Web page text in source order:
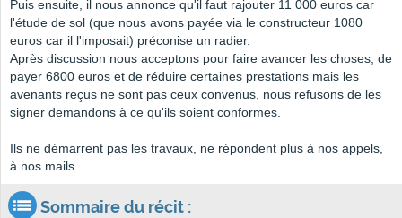
Puis ensuite, il nous annonce qu'il faut rajouter 11 000 euros car
l'étude de sol (que nous avons payée via le constructeur 1080
euros car il l'imposait) préconise un radier.
Après discussion nous acceptons pour faire avancer les choses, de
payer 6800 euros et de réduire certaines prestations mais les
avenants reçus ne sont pas ceux convenus, nous refusons de les
signer demandons à ce qu'ils soient conformes.
Ils ne démarrent pas les travaux, ne répondent plus à nos appels,
à nos mails
Sommaire du récit :